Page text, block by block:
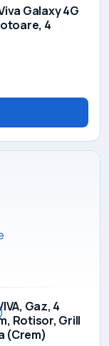
Galaxy 4G
4
Gaz, 4
Rotisor, Grill
(Crem)